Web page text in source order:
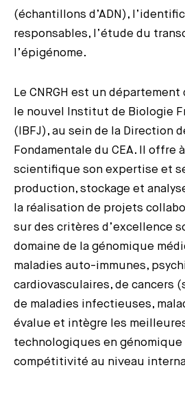
(échantillons d’ADN),
responsables, l’étude du
l’épigénome.
Le CNRGH est un département
le nouvel Institut de Biologie
(IBFJ), au sein de la Direction
Fondamentale du CEA. Il offre
scientifique son expertise et
production, stockage et
la réalisation de projets
sur des critères d’excellence
domaine de la génomique
maladies auto-immunes,
cardiovasculaires, de cancers
de maladies infectieuses,
évalue et intègre les
technologiques en
compétitivité au niveau